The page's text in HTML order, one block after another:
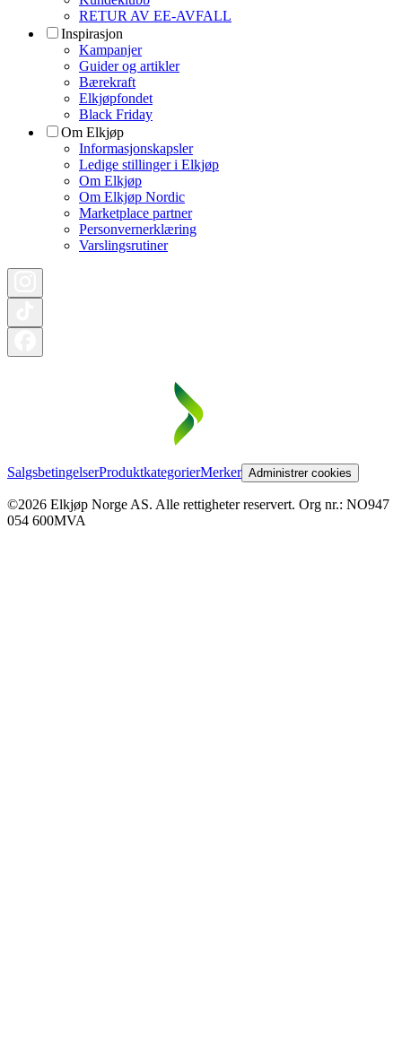
RETUR AV EE-AVFALL
Inspirasjon
Kampanjer
Guider og artikler
Bærekraft
Elkjøpfondet
Black Friday
Om Elkjøp
Informasjonskapsler
Ledige stillinger i Elkjøp
Om Elkjøp
Om Elkjøp Nordic
Marketplace partner
Personvernerklæring
Varslingsrutiner
SalgsbetingelserProduktkategorierMerker Administrer cookies
©2026 Elkjøp Norge AS. Alle rettigheter reservert. Org nr.: NO947
054 600MVA